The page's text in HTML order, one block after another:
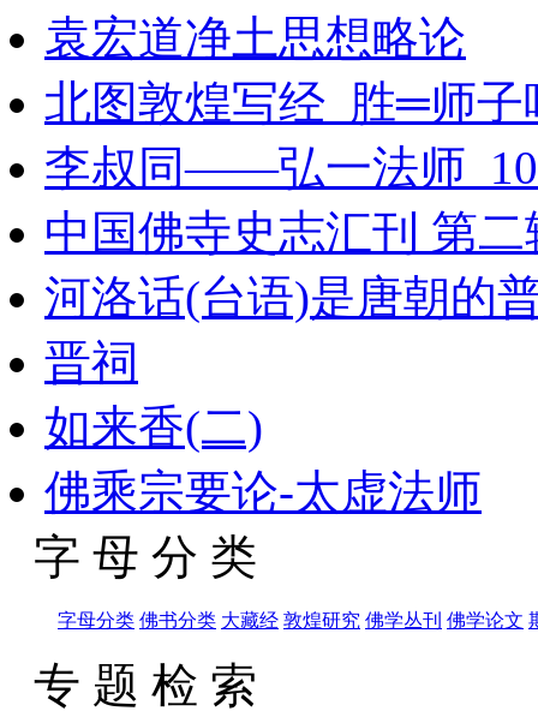
袁宏道净土思想略论
北图敦煌写经_胜═师
李叔同——弘一法师
中国佛寺史志汇刊 第
河洛话(台语)是唐朝的
晋祠
如来香(二)
佛乘宗要论-太虚法师
字 母 分 类
字母分类 佛书分类 大藏经 敦煌研究 佛学丛刊 佛学论文
专 题 检 索